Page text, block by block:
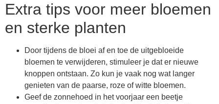
Extra tips voor meer bloemen
en sterke planten
Door tijdens de bloei af en toe de uitgebloeide
bloemen te verwijderen, stimuleer je dat er nieuwe
knoppen ontstaan. Zo kun je vaak nog wat langer
genieten van de paarse, roze of witte bloemen.
Geef de zonnehoed in het voorjaar een beetje